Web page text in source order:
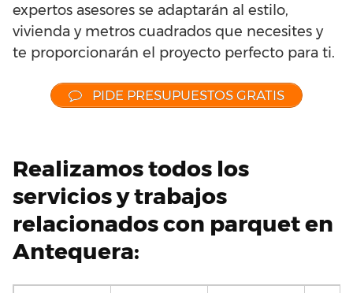
expertos asesores se adaptarán al estilo,
vivienda y metros cuadrados que necesites y
te proporcionarán el proyecto perfecto para ti.
PIDE PRESUPUESTOS GRATIS
Realizamos todos los
servicios y trabajos
relacionados con parquet en
Antequera: